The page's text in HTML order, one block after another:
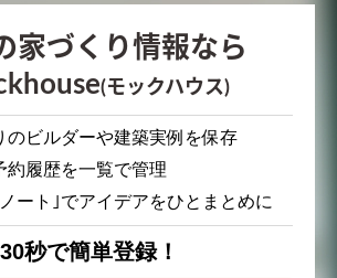
家づくり情報なら
(モックハウス)
のビルダーや建築実例を保存
約履歴を一覧で管理
ート｣でアイデアをひとまとめに
30秒で簡単登録！